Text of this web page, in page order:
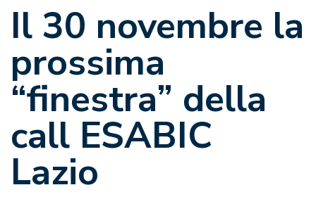
Il 30 novembre la
prossima
“finestra” della
call ESABIC
Lazio